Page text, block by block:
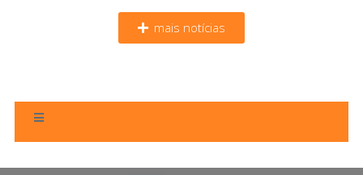
mais notícias